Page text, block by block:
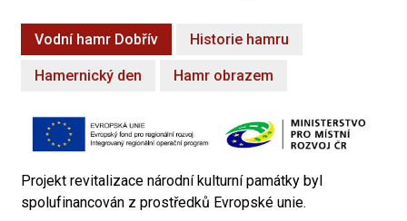
Vodní hamr Dobřív Historie hamru
Hamernický den Hamr obrazem
Projekt revitalizace národní kulturní památky byl
spolufinancován z prostředků Evropské unie.